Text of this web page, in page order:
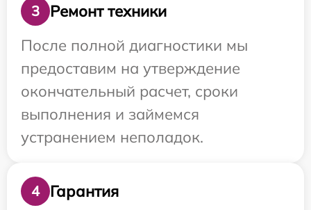
3
Ремонт техники
После полной диагностики мы
предоставим на утверждение
окончательный расчет, сроки
выполнения и займемся
устранением неполадок.
4 Гарантия